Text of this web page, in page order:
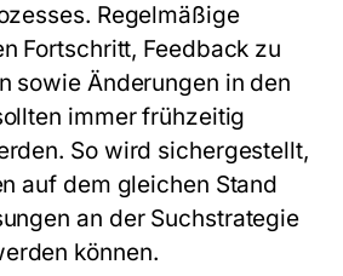
Regelmäßige
Fortschritt, Feedback zu
sowie Änderungen in den
immer frühzeitig
So wird sichergestellt,
auf dem gleichen Stand
an der Suchstrategie
können.